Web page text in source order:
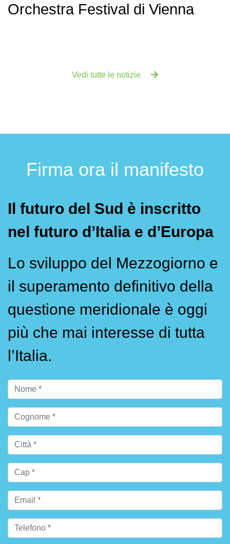
Orchestra Festival di Vienna
Vedi tutte le notizie
Firma ora il manifesto
Il futuro del Sud è inscritto
nel futuro d’Italia e d’Europa
Lo sviluppo del Mezzogiorno e
il superamento definitivo della
questione meridionale è oggi
più che mai interesse di tutta
l’Italia.